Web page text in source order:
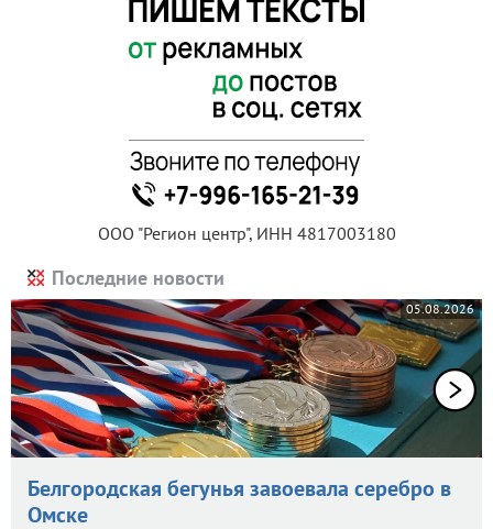
ООО "Регион центр", ИНН 4817003180
Последние новости
05.08.2026
Белгородская бегунья завоевала серебро в
Омске